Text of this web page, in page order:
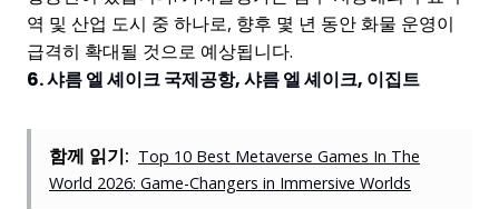
역 및 산업 도시 중 하나로, 향후 몇 년 동안 화물 운영이
급격히 확대될 것으로 예상됩니다.
6. 샤름 엘 셰이크 국제공항, 샤름 엘 셰이크, 이집트
함께 읽기: Top 10 Best Metaverse Games In The
World 2026: Game-Changers in Immersive Worlds